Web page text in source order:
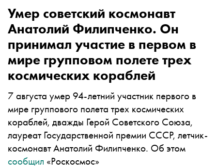
Умер советский космонавт
Анатолий Филипченко. Он
принимал участие в первом в
мире групповом полете трех
космических кораблей
7 августа умер 94-летний участник первого в
мире группового полета трех космических
кораблей, дважды Герой Советского Союза,
лауреат Государственной премии СССР, летчик-
космонавт Анатолий Филипченко. Об этом
сообщил «Роскосмос»